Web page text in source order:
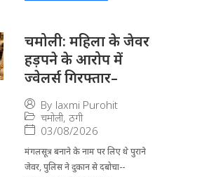
चमोली: महिला के जेवर
हड़पने के आरोप में
ज्वेलर्स गिरफ्तार–
By laxmi Purohit
चमोली, ठगी
03/08/2026
मंगलसूत्र बनाने के नाम पर लिए थे पुराने
जेवर, पुलिस ने दुकान से दबोचा--